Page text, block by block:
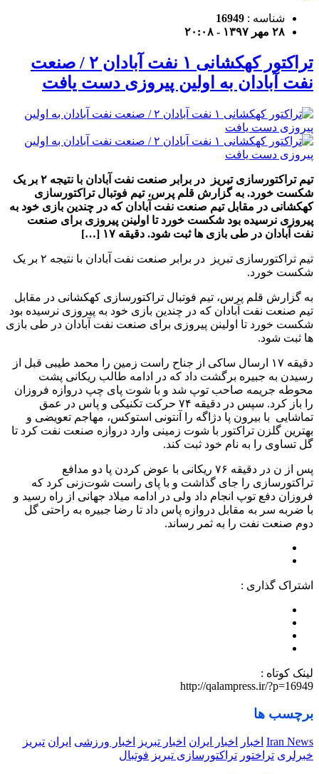
شناسه : 16949
۲۸ مهر ۱۳۹۷ - ۲۰:۰۸
تراکتور کهکشانی ۱ نفت آبادان ۲ / صنعت
نفت آبادان به اولین پیروزی دست یافت
تیم تراکتورسازی تبریز در برابر صنعت نفت آبادان با نتیجه ۲ بر یک
شکست خورد. به گزارش قلم پرس، تیم فوتبال تراکتورسازی
کهکشانی در مقابل تیم صنعت نفت آبادان که در چندین بازی خود به
پیروزی نرسیده بود شکست خورد تا اولینن پیروزی برای صنعت
نفت آبادان در طی بازی ها ثبت شود. دقیقه ۱۷ […]
تیم تراکتورسازی تبریز در برابر صنعت نفت آبادان با نتیجه ۲ بر یک
شکست خورد.
به گزارش قلم پرس، تیم فوتبال تراکتورسازی کهکشانی در مقابل
تیم صنعت نفت آبادان که در چندین بازی خود به پیروزی نرسیده بود
شکست خورد تا اولینن پیروزی برای صنعت نفت آبادان در طی بازی
ها ثبت شود.
دقیقه ۱۷ ارسال ساکی از جناح راست زمین را محمد طیبی قبل از
رسیدن به جبیره برگشت داد که در ادامه طالب ریکانی پشت
محوطه جریمه صاحب توپ شد و با شوت پای چپ دروازه فروزان
را باز کرد. سپس در دقیقه ۷۴ حرکت تکنیکی و پاس در عمق
تماشایی با بیرون پا دژاگه را آنتونی استوکس، مهاجم تعویضی و
بهترین گلزن تراکتور با شوت زمینی وارد دروازه صنعت نفت کرد تا
گل تساوی را به نام خود ثبت کند.
پس از ن در دقیقه ۷۶ ریکانی با عوض کردن پا دو مدافع
تراکتورسازی را جای گذاشت و با پای راست شوت‌زنی کرد که
فروزان دفع توپ انجام داد ولی در ادامه میلاد جهانی از راه رسید و
با ضربه سر به مقابل دروازه پاس داد تا رضا جبیره به راحتی گل
دوم صنعت نفت را به ثمر رساند.
اشتراک گذاری :
لینک کوتاه :
http://qalampress.ir/?p=16949
برچسب ها
Iran News اخبار اخبار ایران اخبار تبریز اخبار ورزشی ایران تبریز
خبرلری تراختور تراکتورسازی تبریز فوتبال